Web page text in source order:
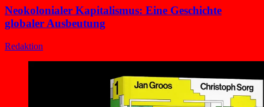
Neokolonialer Kapitalismus: Eine Geschichte
globaler Ausbeutung
Redaktion